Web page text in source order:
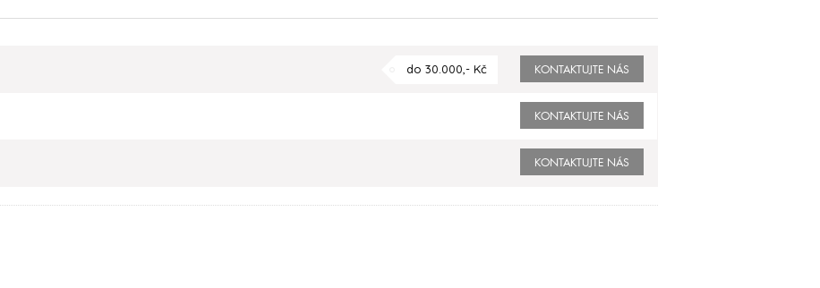
KONTAKTUJTE NÁS
do 30.000,- Kč
KONTAKTUJTE NÁS
KONTAKTUJTE NÁS